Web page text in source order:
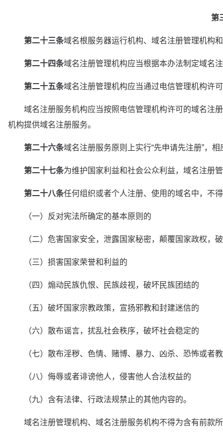
第
第二十三条域名根服务器运行机构、域名注册管理机构
第二十四条域名注册管理机构应当根据本办法制定域名
第二十五条域名注册管理机构应当通过电信管理机构许
域名注册服务机构应当按照电信管理机构许可的域名注
机构提供域名注册服务。
第二十六条域名注册服务原则上实行“先申请先注册”，
第二十七条为维护国家利益和社会公众利益，域名注册
第二十八条任何组织或者个人注册、使用的域名中，不
（一）反对宪法所确定的基本原则的
（二）危害国家安全，泄露国家秘密，颠覆国家政权，
（三）损害国家荣誉和利益的
（四）煽动民族仇恨、民族歧视，破坏民族团结的
（五）破坏国家宗教政策，宣扬邪教和封建迷信的
（六）散布谣言，扰乱社会秩序，破坏社会稳定的
（七）散布淫秽、色情、赌博、暴力、凶杀、恐怖或者
（八）侮辱或者诽谤他人，侵害他人合法权益的
（九）含有法律、行政法规禁止的其他内容的。
域名注册管理机构、域名注册服务机构不得为含有前款所